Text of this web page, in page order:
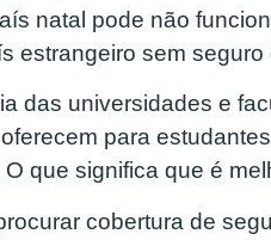
natal pode não
estrangeiro sem seguro
das universidades e
para
que significa que é
cobertura de